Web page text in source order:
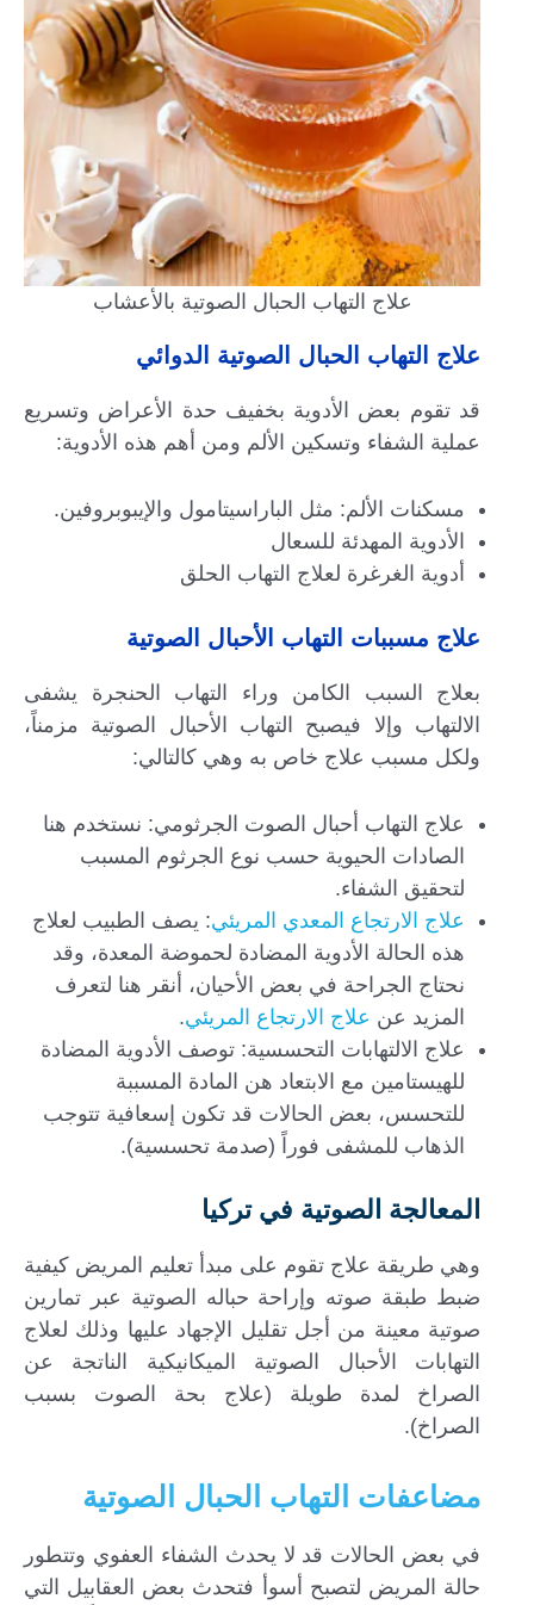
علاج التهاب الحبال الصوتية بالأعشاب
علاج التهاب الحبال الصوتية الدوائي
قد تقوم بعض الأدوية بخفيف حدة الأعراض وتسريع
عملية الشفاء وتسكين الألم ومن أهم هذه الأدوية:
مسكنات الألم: مثل الباراسيتامول والإيبوبروفين.
الأدوية المهدئة للسعال
أدوية الغرغرة لعلاج التهاب الحلق
علاج مسببات التهاب الأحبال الصوتية
بعلاج السبب الكامن وراء التهاب الحنجرة يشفى
الالتهاب وإلا فيصبح التهاب الأحبال الصوتية مزمناً،
ولكل مسبب علاج خاص به وهي كالتالي:
علاج التهاب أحبال الصوت الجرثومي: نستخدم هنا
الصادات الحيوية حسب نوع الجرثوم المسبب
لتحقيق الشفاء.
علاج الارتجاع المعدي المريئي: يصف الطبيب لعلاج
هذه الحالة الأدوية المضادة لحموضة المعدة، وقد
نحتاج الجراحة في بعض الأحيان، أنقر هنا لتعرف
المزيد عن علاج الارتجاع المريئي.
علاج الالتهابات التحسسية: توصف الأدوية المضادة
للهيستامين مع الابتعاد هن المادة المسببة
للتحسس، بعض الحالات قد تكون إسعافية تتوجب
الذهاب للمشفى فوراً (صدمة تحسسية).
المعالجة الصوتية في تركيا
وهي طريقة علاج تقوم على مبدأ تعليم المريض كيفية
ضبط طبقة صوته وإراحة حباله الصوتية عبر تمارين
صوتية معينة من أجل تقليل الإجهاد عليها وذلك لعلاج
التهابات الأحبال الصوتية الميكانيكية الناتجة عن
الصراخ لمدة طويلة (علاج بحة الصوت بسبب
الصراخ).
مضاعفات التهاب الحبال الصوتية
في بعض الحالات قد لا يحدث الشفاء العفوي وتتطور
حالة المريض لتصبح أسوأ فتحدث بعض العقابيل التي